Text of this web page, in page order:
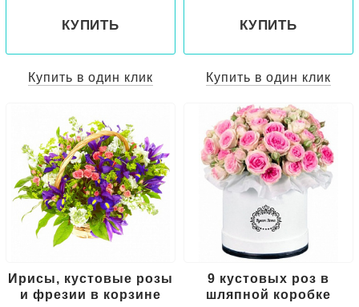
КУПИТЬ
Купить в один клик
КУПИТЬ
Купить в один клик
Ирисы, кустовые розы
и фрезии в корзине
9 кустовых роз в
шляпной коробке